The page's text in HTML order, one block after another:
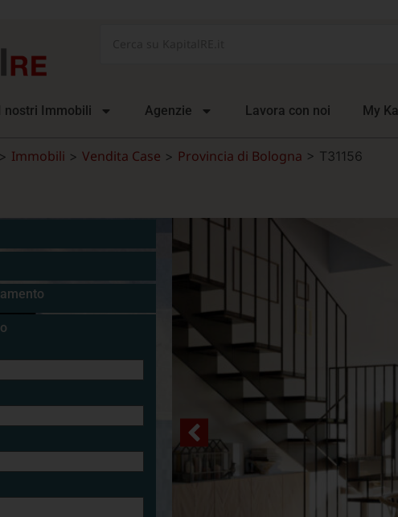
nostri Immobili Agenzie Lavora con noi My
> Immobili > Vendita Case > Provincia di Bologna > T31156